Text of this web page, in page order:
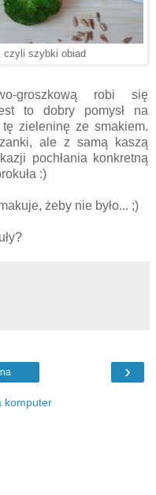
czyli szybki obiad
groszkową robi się
to dobry pomysł na
zieleninę ze smakiem.
ale z samą kaszą
pochłania konkretną
:)
żeby nie było... ;)
›
komputer